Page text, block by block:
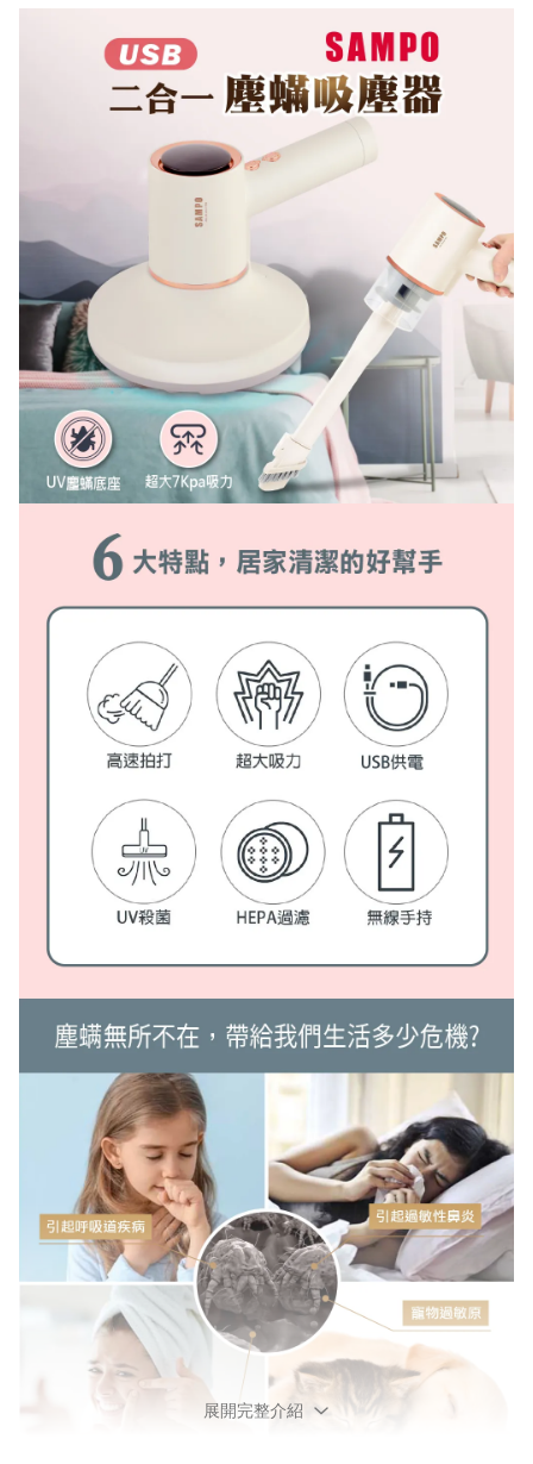
悠遊付
滿千最高8%現金回饋｜每月指定
週五最高再疊$150。了解更多
AFTEE 先享後付
美賣獨家！分 3 期 0
展開完整介紹